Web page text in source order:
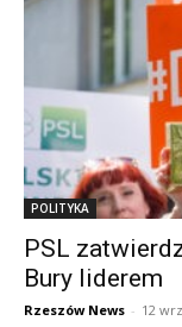
POLITYKA
PSL
Bury liderem
Rzeszów News - 12